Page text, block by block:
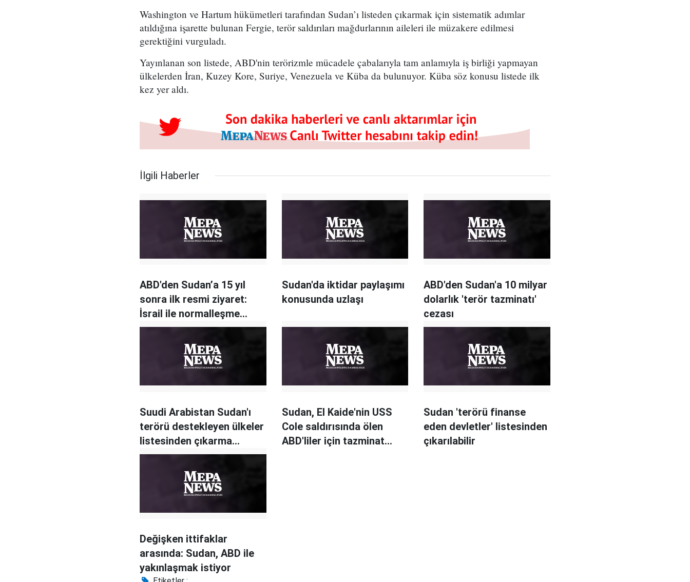
Washington ve Hartum hükümetleri tarafından Sudan’ı listeden çıkarmak için sistematik adımlar
atıldığına işarette bulunan Fergie, terör saldırıları mağdurlarının aileleri ile müzakere edilmesi
gerektiğini vurguladı.
Yayınlanan son listede, ABD'nin terörizmle mücadele çabalarıyla tam anlamıyla iş birliği yapmayan
ülkelerden İran, Kuzey Kore, Suriye, Venezuela ve Küba da bulunuyor. Küba söz konusu listede ilk
kez yer aldı.
İlgili Haberler
ABD'den Sudan’a 15 yıl
sonra ilk resmi ziyaret:
İsrail ile normalleşme
gündemde
Sudan'da iktidar paylaşımı
konusunda uzlaşı
ABD'den Sudan'a 10 milyar
dolarlık 'terör tazminatı'
cezası
Suudi Arabistan Sudan'ı
terörü destekleyen ülkeler
listesinden çıkarma
çabasında
Sudan, El Kaide'nin USS
Cole saldırısında ölen
ABD'liler için tazminat
Sudan 'terörü finanse
eden devletler' listesinden
çıkarılabilir
Değişken ittifaklar
arasında: Sudan, ABD ile
yakınlaşmak istiyor